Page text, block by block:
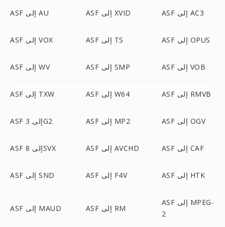
ASF إلى AU ASF إلى XVID ASF إلى AC3
ASF إلى VOX ASF إلى TS ASF إلى OPUS
ASF إلى WV ASF إلى SMP ASF إلى VOB
ASF إلى TXW ASF إلى W64 ASF إلى RMVB
ASF إلى 3G2 ASF إلى MP2 ASF إلى OGV
ASF إلى 8SVX ASF إلى AVCHD ASF إلى CAF
ASF إلى SND ASF إلى F4V ASF إلى HTK
ASF إلى MAUD ASF إلى RM
ASF إلى MPEG-
2